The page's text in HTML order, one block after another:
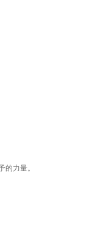
力量。